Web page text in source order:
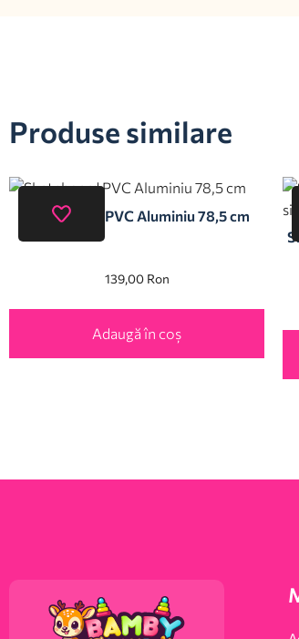
Produse similare
Skateboard PVC Aluminiu 78,5 cm
139,00 Ron
Adaugă în coș